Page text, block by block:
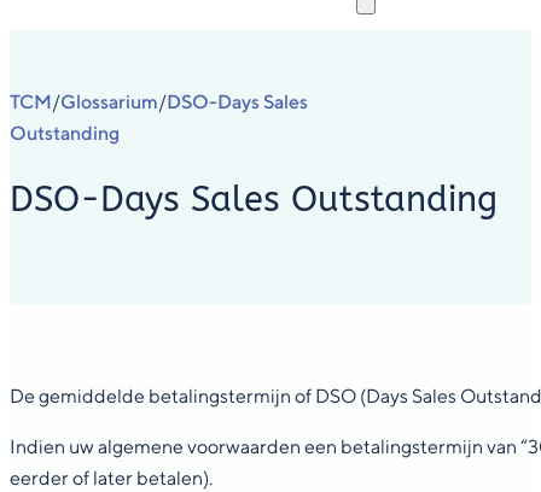
TCM/Glossarium/DSO-Days Sales
Outstanding
DSO-Days Sales Outstanding
De gemiddelde betalingstermijn of DSO (Days Sales
Indien uw algemene voorwaarden een betalingstermijn van
eerder of later betalen).